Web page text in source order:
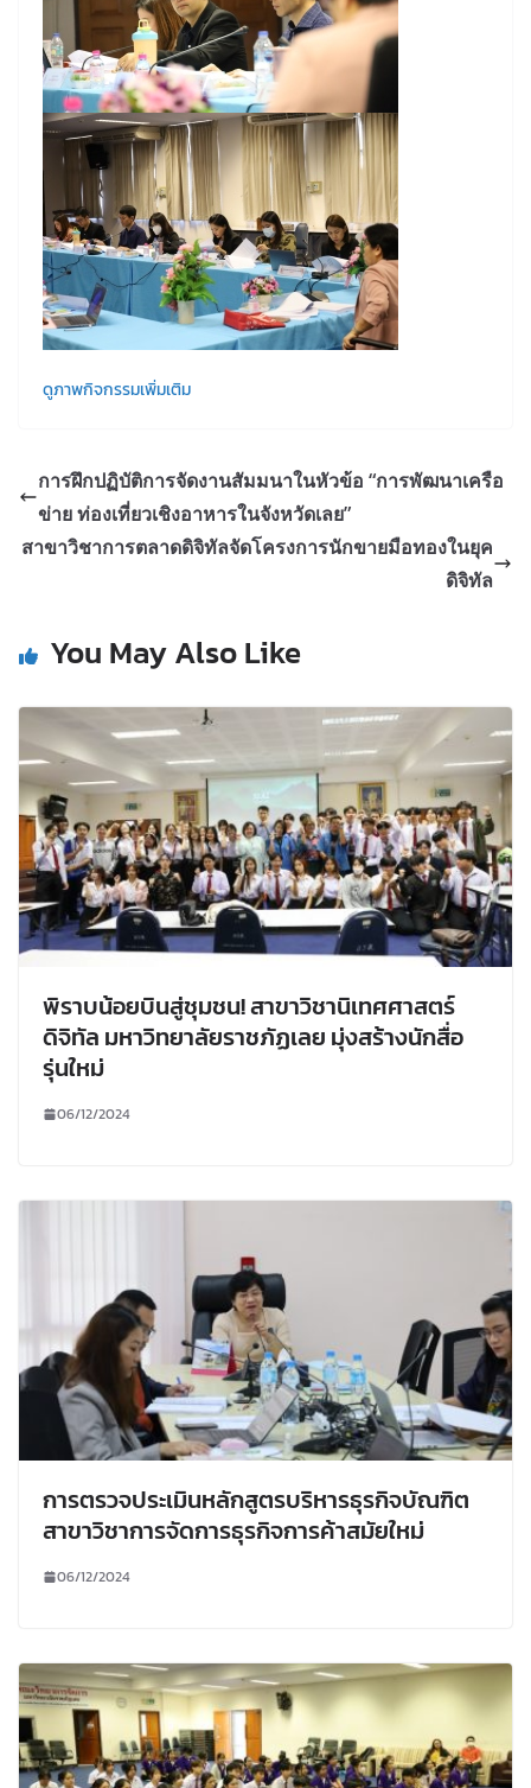
ดูภาพกิจกรรมเพิ่มเติม
การฝึกปฏิบัติการจัดงานสัมมนาในหัวข้อ “การพัฒนาเครือ
ข่าย ท่องเที่ยวเชิงอาหารในจังหวัดเลย”
สาขาวิชาการตลาดดิจิทัลจัดโครงการนักขายมือทองในยุค
ดิจิทัล
You May Also Like
พิราบน้อยบินสู่ชุมชน! สาขาวิชานิเทศศาสตร์
ดิจิทัล มหาวิทยาลัยราชภัฏเลย มุ่งสร้างนักสื่อ
รุ่นใหม่
06/12/2024
การตรวจประเมินหลักสูตรบริหารธุรกิจบัณฑิต
สาขาวิชาการจัดการธุรกิจการค้าสมัยใหม่
06/12/2024